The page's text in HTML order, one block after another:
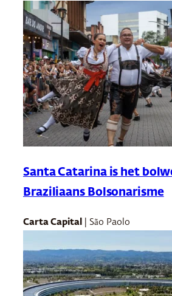
Santa Catarina is het
Braziliaans Bolsonarisme
Carta Capital | São Paolo